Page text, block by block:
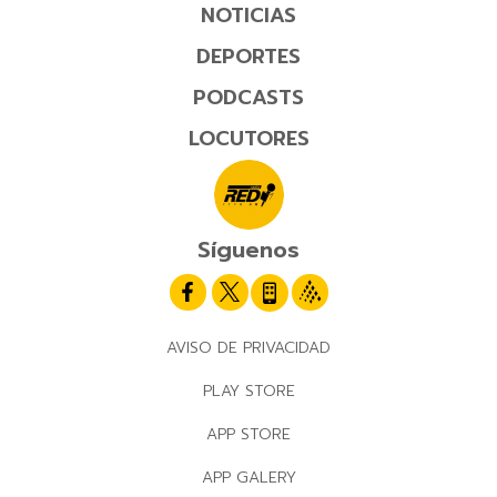
NOTICIAS
DEPORTES
PODCASTS
LOCUTORES
Síguenos
AVISO DE PRIVACIDAD
PLAY STORE
APP STORE
APP GALERY